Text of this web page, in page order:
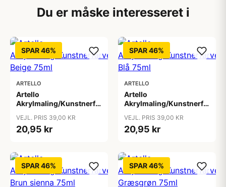
Du er måske interesseret i
SPAR 46%
ARTELLO
Artello
Akrylmaling/Kunstnerfarve
VEJL. PRIS 39,00 KR
20,95 kr
SPAR 46%
ARTELLO
Artello
Akrylmaling/Kunstnerfarve
VEJL. PRIS 39,00 KR
20,95 kr
SPAR 46% SPAR 46%